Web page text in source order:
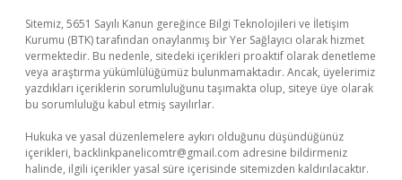
Sitemiz, 5651 Sayılı Kanun gereğince Bilgi Teknolojileri ve İletişim
Kurumu (BTK) tarafından onaylanmış bir Yer Sağlayıcı olarak hizmet
vermektedir. Bu nedenle, sitedeki içerikleri proaktif olarak denetleme
veya araştırma yükümlülüğümüz bulunmamaktadır. Ancak, üyelerimiz
yazdıkları içeriklerin sorumluluğunu taşımakta olup, siteye üye olarak
bu sorumluluğu kabul etmiş sayılırlar.
Hukuka ve yasal düzenlemelere aykırı olduğunu düşündüğünüz
içerikleri, backlinkpanelicomtr@gmail.com adresine bildirmeniz
halinde, ilgili içerikler yasal süre içerisinde sitemizden kaldırılacaktır.